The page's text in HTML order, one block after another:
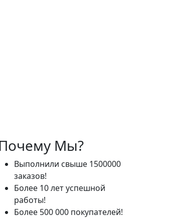
Мы?
Выполнили свыше 1500000
заказов!
Более 10 лет успешной
работы!
Более 500 000 покупателей!